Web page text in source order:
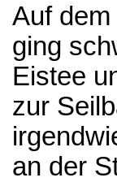
Auf
ging
Eistee
zur
an der